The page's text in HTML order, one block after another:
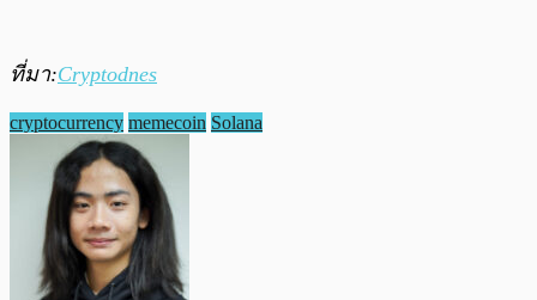
ที่มา:Cryptodnes
cryptocurrency memecoin Solana